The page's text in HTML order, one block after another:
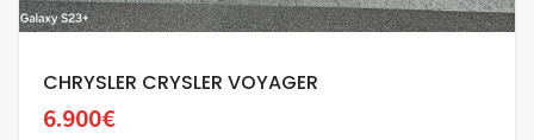
CHRYSLER CRYSLER VOYAGER
6.900€